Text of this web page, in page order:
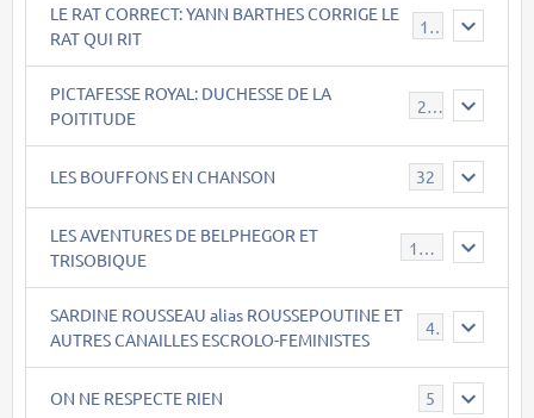
LE RAT CORRECT: YANN BARTHES CORRIGE LE
RAT QUI RIT
15
PICTAFESSE ROYAL: DUCHESSE DE LA
POITITUDE
23
LES BOUFFONS EN CHANSON 32
LES AVENTURES DE BELPHEGOR ET
TRISOBIQUE
147
SARDINE ROUSSEAU alias ROUSSEPOUTINE ET
AUTRES CANAILLES ESCROLO-FEMINISTES
40
ON NE RESPECTE RIEN 5